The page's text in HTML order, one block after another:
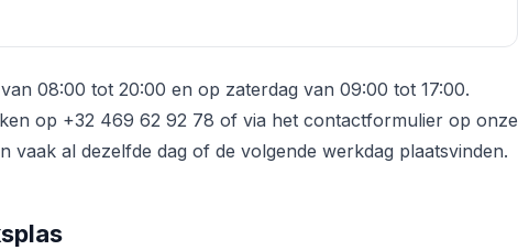
08:00 tot 20:00 en op zaterdag van 09:00 tot 17:00.
op +32 469 62 92 78 of via het contactformulier op onze
vaak al dezelfde dag of de volgende werkdag plaatsvinden.